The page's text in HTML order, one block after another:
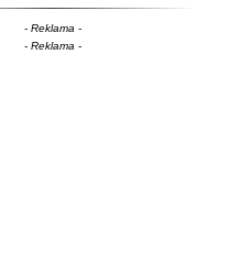
- Reklama -
- Reklama -